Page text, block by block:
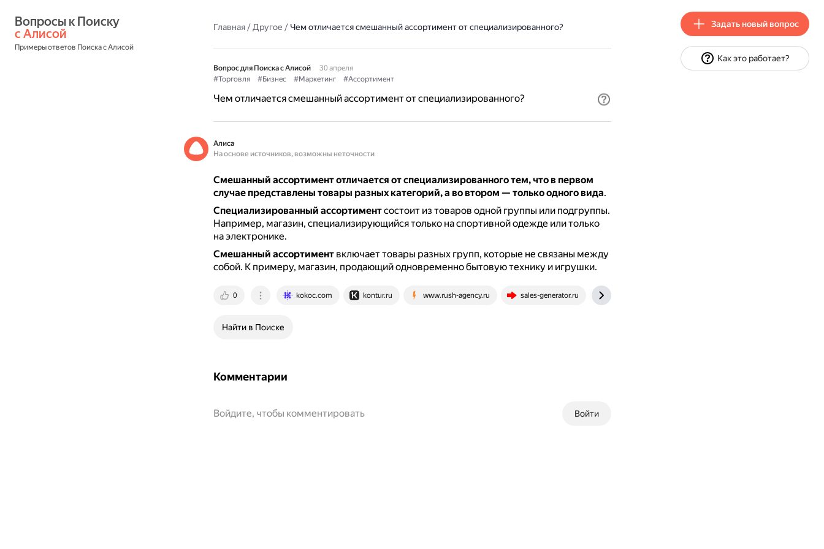
с Алисой
Примеры ответов Поиска с Алисой
Главная/Другое / Чем отличается смешанный ассортимент от специализированного?
Вопрос для Поиска с Алисой
30 апреля
#Торговля
#Бизнес #Маркетинг #Ассортимент
Чем отличается смешанный ассортимент от специализированного?
Алиса
На основе источников, возможны неточности
Смешанный ассортимент отличается от специализированного тем, что в первом
случае представлены товары разных категорий, а во втором — только одного вида.
Специализированный ассортиментсостоит из товаров одной группы или подгруппы.
Например, магазин, специализирующийся только на спортивной одежде или только
на электронике.
Смешанный ассортиментвключает товары разных групп, которые не связаны между
собой. К примеру, магазин, продающий одновременно бытовую технику и игрушки.
0 kokoc.com kontur.ru www.rush-agency.ru sales-generator.ru
Найти в Поиске
Комментарии
Войти
Войдите, чтобы комментировать
Задать новый вопрос
Как это работает?